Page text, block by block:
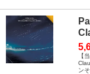
【
ン